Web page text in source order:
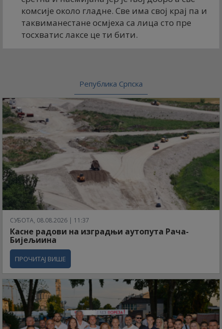
комсије около гладне. Све има свој крај па и
таквиманестане осмјеха са лица сто пре
тосхватис лаксе це ти бити.
Република Српска
СУБОТА, 08.08.2026 | 11:37
Касне радови на изградњи аутопута Рача-
Бијељиина
ПРОЧИТАЈ ВИШЕ